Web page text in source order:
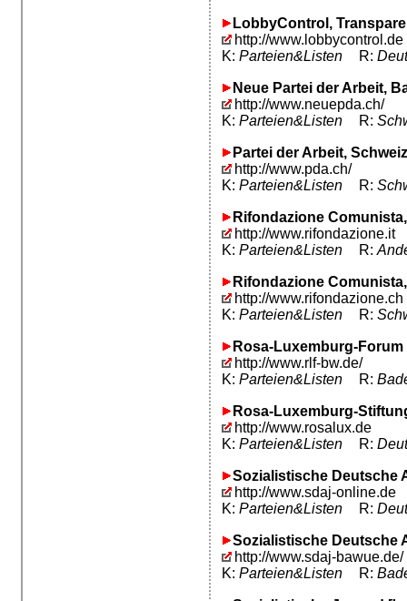
LobbyControl,
http://www.lobbycontrol.de
K: Parteien&Listen R:
Neue Partei der Arbeit,
http://www.neuepda.ch/
K: Parteien&Listen R:
Partei der Arbeit, Schweiz
http://www.pda.ch/
K: Parteien&Listen R:
Rifondazione
http://www.rifondazione.it
K: Parteien&Listen R:
Rifondazione
http://www.rifondazione.ch
K: Parteien&Listen R:
Rosa-Luxemburg-Forum
http://www.rlf-bw.de/
K: Parteien&Listen R:
Rosa-Luxemburg-
http://www.rosalux.de
K: Parteien&Listen R:
Sozialistische Deutsche
http://www.sdaj-online.de
K: Parteien&Listen R:
Sozialistische Deutsche
http://www.sdaj-bawue.de/
K: Parteien&Listen R: